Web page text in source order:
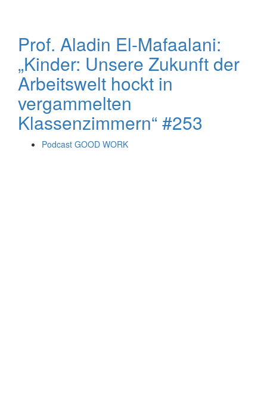
Prof. Aladin El-Mafaalani:
„Kinder: Unsere Zukunft der
Arbeitswelt hockt in
vergammelten
Klassenzimmern“ #253
Podcast GOOD WORK